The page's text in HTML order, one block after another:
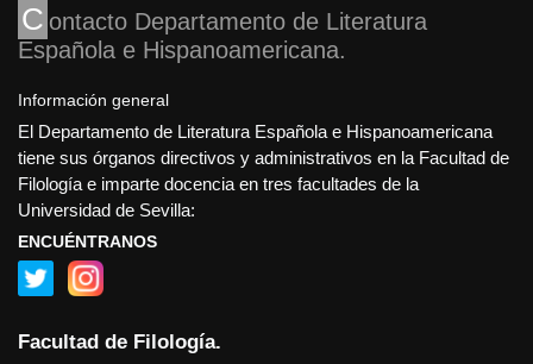
C ontacto Departamento de Literatura
Española e Hispanoamericana
Información general
El Departamento de Literatura Española e Hispanoamericana
tiene sus órganos directivos y administrativos en la Facultad de
Filología e imparte docencia en tres facultades de la
Universidad de Sevilla:
ENCUÉNTRANOS
Facultad de Filología.